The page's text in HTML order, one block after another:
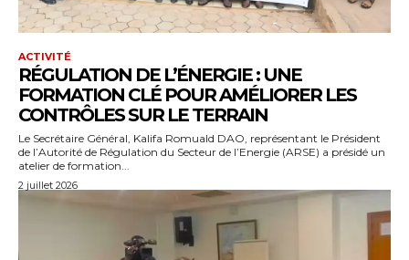
ACTIVITÉ
RÉGULATION DE L’ÉNERGIE : UNE
FORMATION CLÉ POUR AMÉLIORER LES
CONTRÔLES SUR LE TERRAIN
Le Secrétaire Général, Kalifa Romuald DAO, représentant le Président
de l’Autorité de Régulation du Secteur de l’Energie (ARSE) a présidé un
atelier de formation...
2 juillet 2026